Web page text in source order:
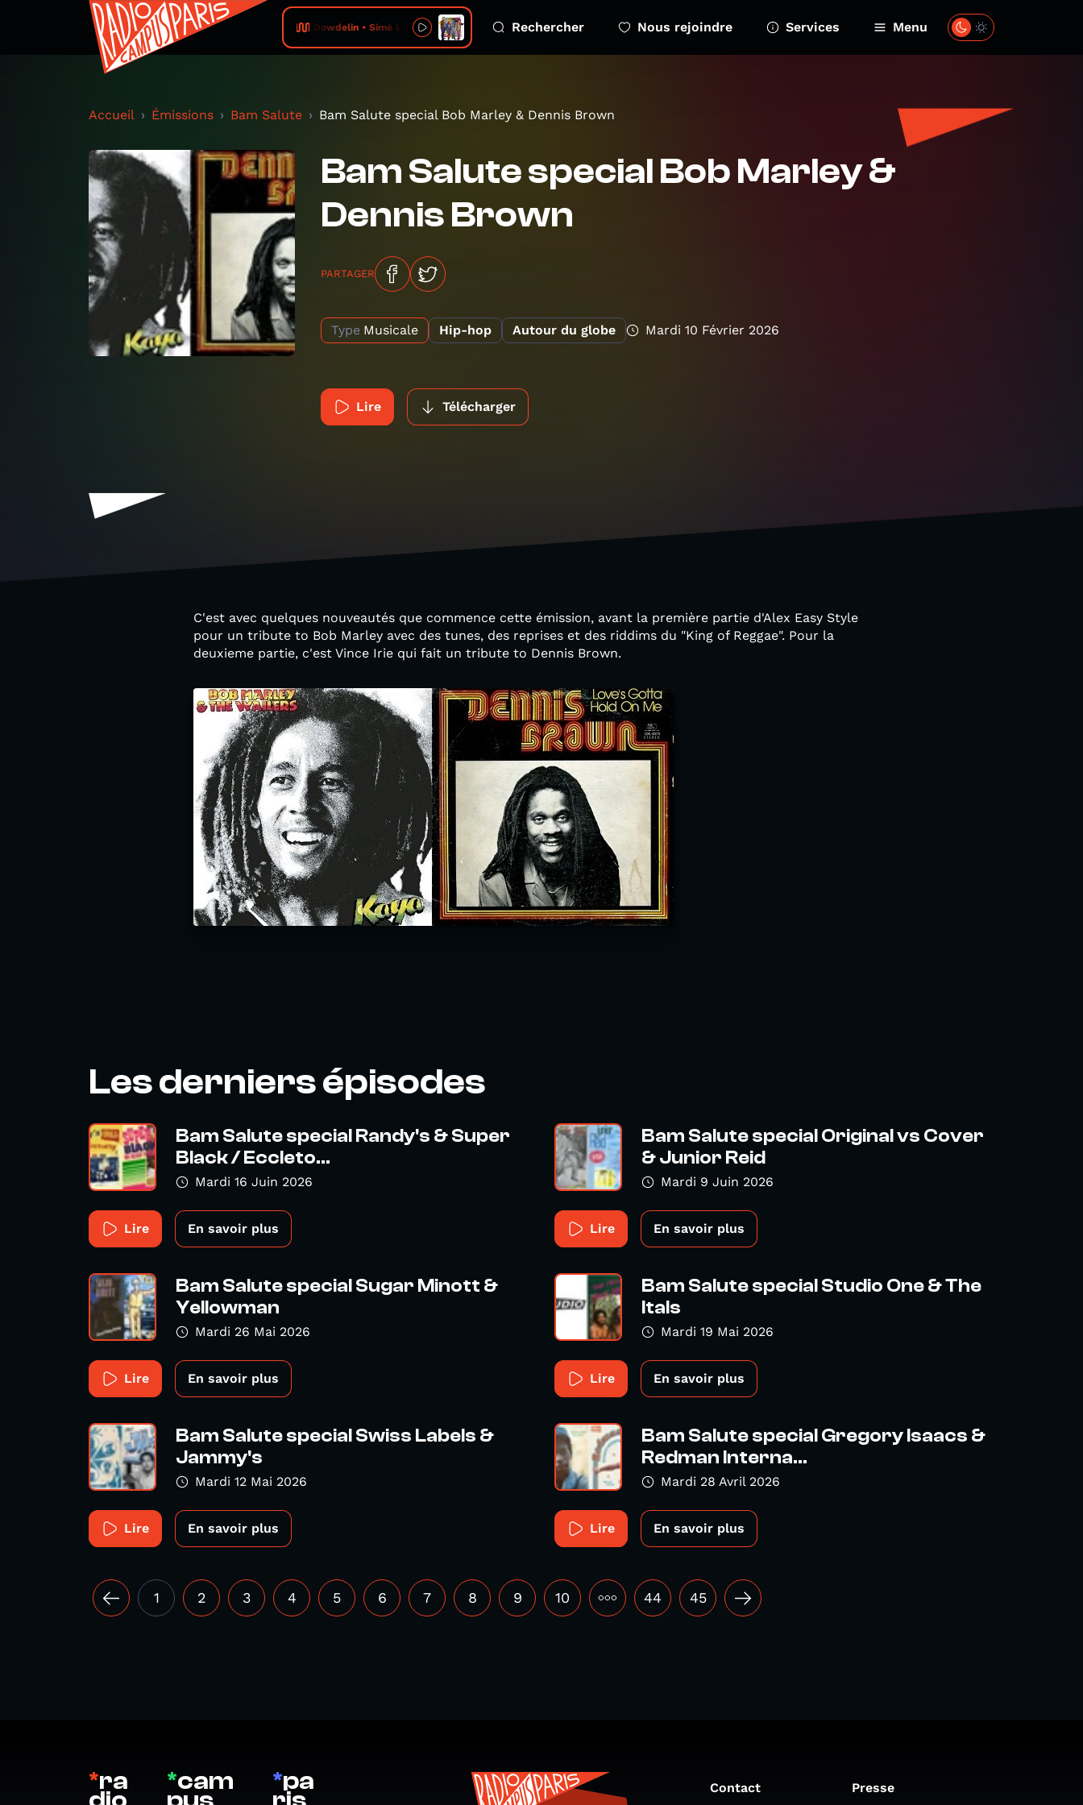
Dowdelin • Simé Love Rechercher Nous rejoindre Services Menu
Accueil Émissions Bam Salute Bam Salute special Bob Marley & Dennis Brown
Bam Salute special Bob Marley &
Dennis Brown
PARTAGER
Type Musicale Hip-hop Autour du globe Mardi 10 Février 2026
Lire Télécharger
C'est avec quelques nouveautés que commence cette émission, avant la première partie d'Alex Easy Style
pour un tribute to Bob Marley avec des tunes, des reprises et des riddims du "King of Reggae". Pour la
deuxieme partie, c'est Vince Irie qui fait un tribute to Dennis Brown.
Les derniers épisodes
Bam Salute special Randy's & Super
Black / Eccleto...
Mardi 16 Juin 2026
Lire En savoir plus
Bam Salute special Original vs Cover
& Junior Reid
Mardi 9 Juin 2026
Lire En savoir plus
Bam Salute special Sugar Minott &
Yellowman
Mardi 26 Mai 2026
Lire En savoir plus
Bam Salute special Studio One & The
Itals
Mardi 19 Mai 2026
Lire En savoir plus
Bam Salute special Swiss Labels &
Jammy's
Mardi 12 Mai 2026
Lire En savoir plus
Bam Salute special Gregory Isaacs &
Redman Interna...
Mardi 28 Avril 2026
Lire En savoir plus
1 2 3 4 5 6 7 8 9 10 ••• 44 45
*ra *cam *pa Contact Presse